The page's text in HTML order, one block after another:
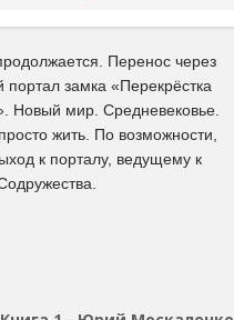
Перенос через
портал замка «Перекрёстка
Новый мир. Средневековье.
жить. По возможности,
к порталу, ведущему к